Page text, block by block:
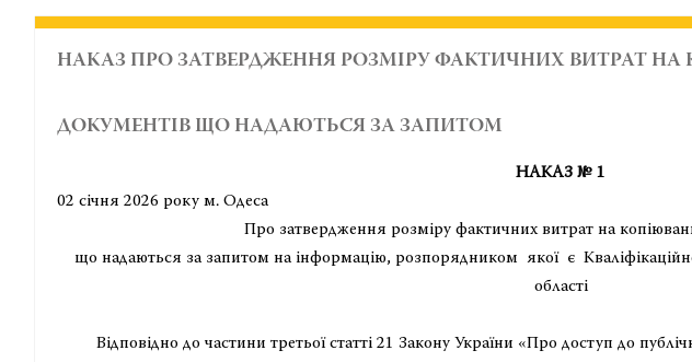
НАКАЗ ПРО ЗАТВЕРДЖЕННЯ РОЗМІРУ ФАКТИЧНИХ ВИТРАТ
ДОКУМЕНТІВ ЩО НАДАЮТЬСЯ ЗА ЗАПИТОМ
НАКАЗ № 1
02 січня 2026 року м. Одеса
Про затвердження розміру фактичних витрат на
що надаються за запитом на інформацію, розпорядником якої є
області
Відповідно до частини третьої статті 21 Закону України «Про доступ до